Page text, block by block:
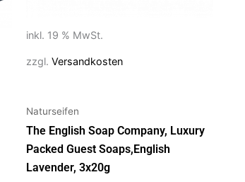
inkl. 19 % MwSt.
zzgl. Versandkosten
Naturseifen
The English Soap Company, Luxury
Packed Guest Soaps,English
Lavender, 3x20g